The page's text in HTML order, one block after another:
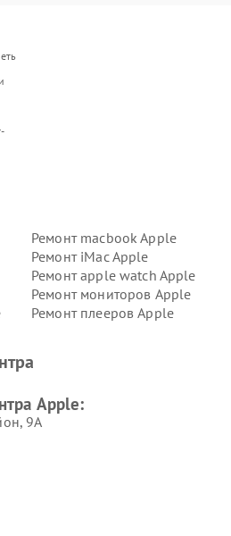
Ремонт macbook Apple
Ремонт iMac Apple
Ремонт apple watch Apple
Ремонт мониторов Apple
Ремонт плееров Apple
Apple:
9А